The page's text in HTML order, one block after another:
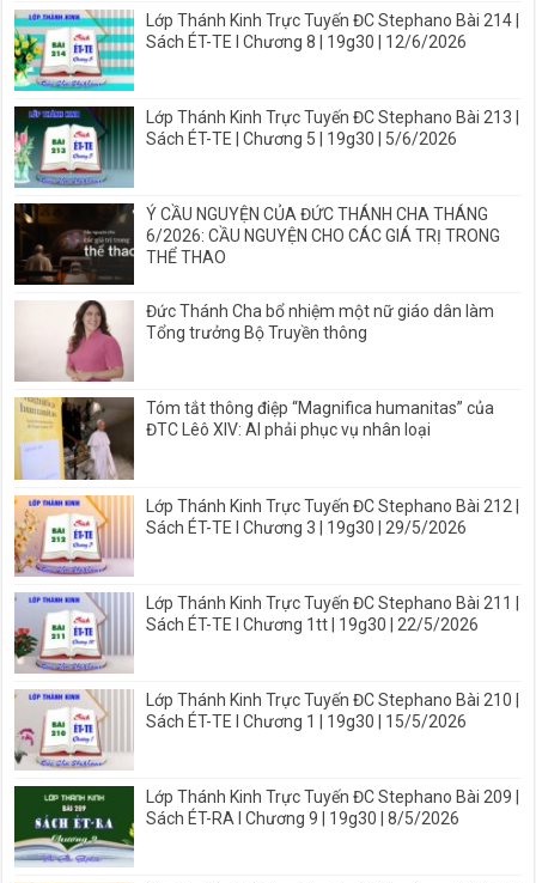
Lớp Thánh Kinh Trực Tuyến ĐC Stephano Bài 214 |
Sách ÉT-TE I Chương 8 | 19g30 | 12/6/2026
Lớp Thánh Kinh Trực Tuyến ĐC Stephano Bài 213 |
Sách ÉT-TE | Chương 5 | 19g30 | 5/6/2026
Ý CẦU NGUYỆN CỦA ĐỨC THÁNH CHA THÁNG
6/2026: CẦU NGUYỆN CHO CÁC GIÁ TRỊ TRONG
THỂ THAO
Đức Thánh Cha bổ nhiệm một nữ giáo dân làm
Tổng trưởng Bộ Truyền thông
Tóm tắt thông điệp “Magnifica humanitas” của
ĐTC Lêô XIV: AI phải phục vụ nhân loại
Lớp Thánh Kinh Trực Tuyến ĐC Stephano Bài 212 |
Sách ÉT-TE I Chương 3 | 19g30 | 29/5/2026
Lớp Thánh Kinh Trực Tuyến ĐC Stephano Bài 211 |
Sách ÉT-TE I Chương 1tt | 19g30 | 22/5/2026
Lớp Thánh Kinh Trực Tuyến ĐC Stephano Bài 210 |
Sách ÉT-TE I Chương 1 | 19g30 | 15/5/2026
Lớp Thánh Kinh Trực Tuyến ĐC Stephano Bài 209 |
Sách ÉT-RA I Chương 9 | 19g30 | 8/5/2026